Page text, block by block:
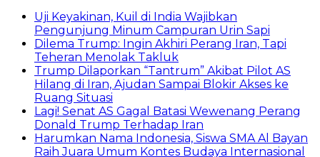
Uji Keyakinan, Kuil di India Wajibkan
Pengunjung Minum Campuran Urin Sapi
Dilema Trump: Ingin Akhiri Perang Iran, Tapi
Teheran Menolak Takluk
Trump Dilaporkan “Tantrum” Akibat Pilot AS
Hilang di Iran, Ajudan Sampai Blokir Akses ke
Ruang Situasi
Lagi! Senat AS Gagal Batasi Wewenang Perang
Donald Trump Terhadap Iran
Harumkan Nama Indonesia, Siswa SMA Al Bayan
Raih Juara Umum Kontes Budaya Internasional